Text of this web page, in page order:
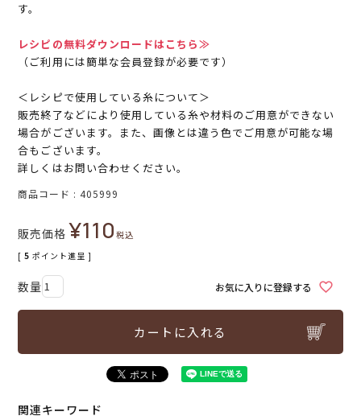
す。
レシピの無料ダウンロードはこちら≫
（ご利用には簡単な会員登録が必要です）
＜レシピで使用している糸について＞
販売終了などにより使用している糸や材料のご用意ができない
場合がございます。また、画像とは違う色でご用意が可能な場
合もございます。
詳しくはお問い合わせください。
商品コード 405999
販売価格 ¥110税込
[ 5 ポイント進呈 ]
お気に入りに登録する
カートに入れる
関連キーワード